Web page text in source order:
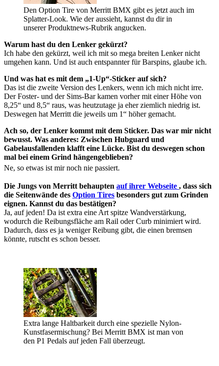
Den Option Tire von Merritt BMX gibt es jetzt auch im
Splatter-Look. Wie der aussieht, kannst du dir in
unserer Produktnews-Rubrik angucken.
Warum hast du den Lenker gekürzt?
Ich habe den gekürzt, weil ich mit so mega breiten Lenker nicht
umgehen kann. Und ist auch entspannter für Barspins, glaube ich.
Und was hat es mit dem „1-Up“-Sticker auf sich?
Das ist die zweite Version des Lenkers, wenn ich mich nicht irre.
Der Foster- und der Sims-Bar kamen vorher mit einer Höhe von
8,25“ und 8,5“ raus, was heutzutage ja eher ziemlich niedrig ist.
Deswegen hat Merritt die jeweils um 1“ höher gemacht.
Ach so, der Lenker kommt mit dem Sticker. Das war mir nicht
bewusst. Was anderes: Zwischen Hubguard und
Gabelausfallenden klafft eine Lücke. Bist du deswegen schon
mal bei einem Grind hängengeblieben?
Ne, so etwas ist mir noch nie passiert.
Die Jungs von Merritt behaupten auf ihrer Webseite , dass sich
die Seitenwände des Option Tires besonders gut zum Grinden
eignen. Kannst du das bestätigen?
Ja, auf jeden! Da ist extra eine Art spitze Wandverstärkung,
wodurch die Reibungsfläche am Rail oder Curb minimiert wird.
Dadurch, dass es ja weniger Reibung gibt, die einen bremsen
könnte, rutscht es schon besser.
Extra lange Haltbarkeit durch eine spezielle Nylon-
Kunstfasermischung? Bei Merritt BMX ist man von
den P1 Pedals auf jeden Fall überzeugt.